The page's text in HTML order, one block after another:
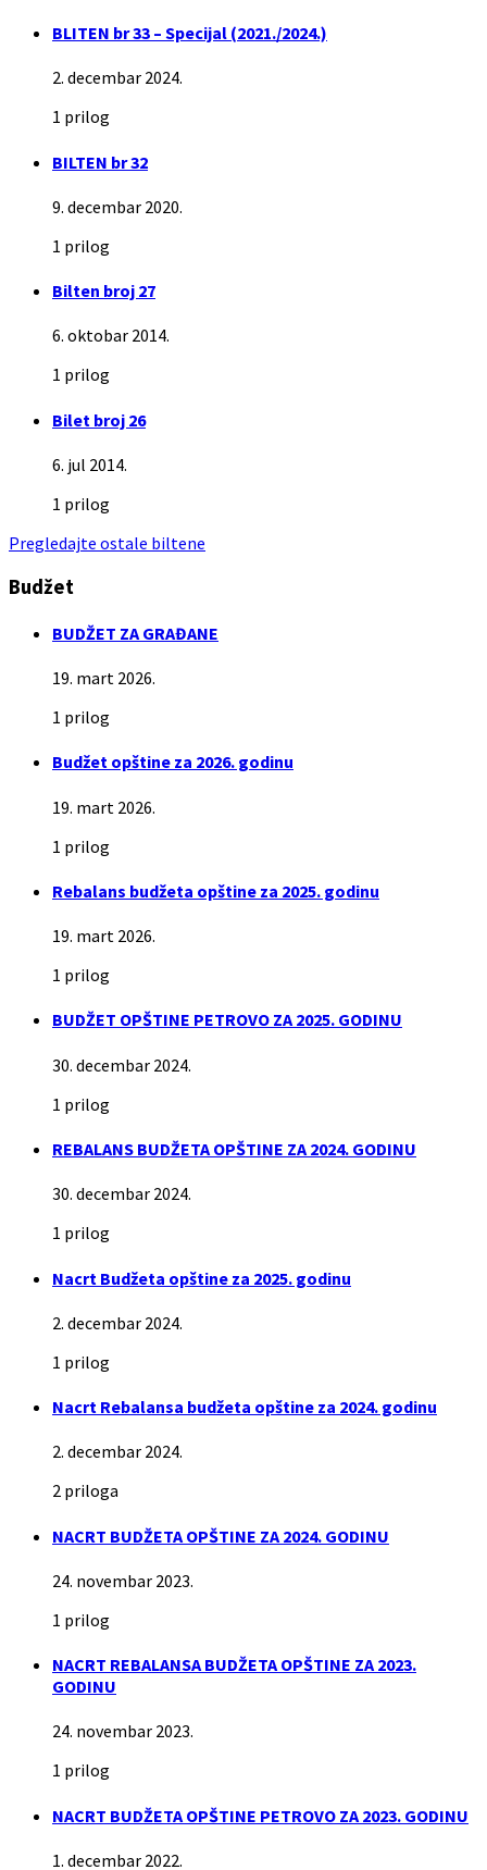
BLITEN br 33 – Specijal (2021./2024.)
2. decembar 2024.
1 prilog
BILTEN br 32
9. decembar 2020.
1 prilog
Bilten broj 27
6. oktobar 2014.
1 prilog
Bilet broj 26
6. jul 2014.
1 prilog
Pregledajte ostale biltene
Budžet
BUDŽET ZA GRAĐANE
19. mart 2026.
1 prilog
Budžet opštine za 2026. godinu
19. mart 2026.
1 prilog
Rebalans budžeta opštine za 2025. godinu
19. mart 2026.
1 prilog
BUDŽET OPŠTINE PETROVO ZA 2025. GODINU
30. decembar 2024.
1 prilog
REBALANS BUDŽETA OPŠTINE ZA 2024. GODINU
30. decembar 2024.
1 prilog
Nacrt Budžeta opštine za 2025. godinu
2. decembar 2024.
1 prilog
Nacrt Rebalansa budžeta opštine za 2024. godinu
2. decembar 2024.
2 priloga
NACRT BUDŽETA OPŠTINE ZA 2024. GODINU
24. novembar 2023.
1 prilog
NACRT REBALANSA BUDŽETA OPŠTINE ZA 2023.
GODINU
24. novembar 2023.
1 prilog
NACRT BUDŽETA OPŠTINE PETROVO ZA 2023. GODINU
1. decembar 2022.